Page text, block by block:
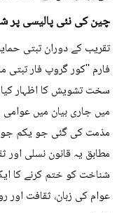
چین کی نئی پالیسی پر
تقریب کے دوران تبتی
فارم ''کور گروپ فار
سخت تشویش کا اظہار
میں جاری بیان میں
مطابق یہ قانون نسلی اور
شناخت کو ختم کرنے کا
عوام کی زبان، ثقافت